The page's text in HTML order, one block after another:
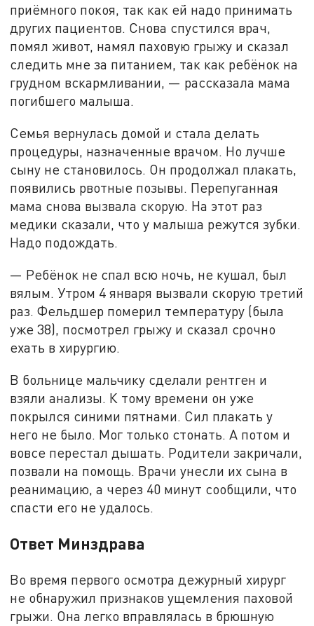
приёмного покоя, так как ей надо принимать
других пациентов. Снова спустился врач,
помял живот, намял паховую грыжу и сказал
следить мне за питанием, так как ребёнок на
грудном вскармливании, — рассказала мама
погибшего малыша.
Семья вернулась домой и стала делать
процедуры, назначенные врачом. Но лучше
сыну не становилось. Он продолжал плакать,
появились рвотные позывы. Перепуганная
мама снова вызвала скорую. На этот раз
медики сказали, что у малыша режутся зубки.
Надо подождать.
— Ребёнок не спал всю ночь, не кушал, был
вялым. Утром 4 января вызвали скорую третий
раз. Фельдшер померил температуру (была
уже 38), посмотрел грыжу и сказал срочно
ехать в хирургию.
В больнице мальчику сделали рентген и
взяли анализы. К тому времени он уже
покрылся синими пятнами. Сил плакать у
него не было. Мог только стонать. А потом и
вовсе перестал дышать. Родители закричали,
позвали на помощь. Врачи унесли их сына в
реанимацию, а через 40 минут сообщили, что
спасти его не удалось.
Ответ Минздрава
Во время первого осмотра дежурный хирург
не обнаружил признаков ущемления паховой
грыжи. Она легко вправлялась в брюшную